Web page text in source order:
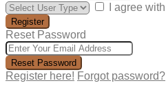
I agree with
Register
Reset Password
Reset Password
Register here! Forgot password?